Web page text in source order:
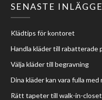
SENASTE
Klädtips för kontoret
Handla kläder till rabatterade
Välja kläder till begravning
Dina kläder kan vara fulla med
Rätt tapeter till walk-in-closet